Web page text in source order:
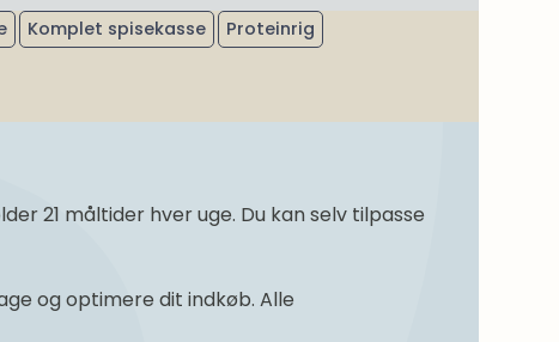
Komplet spisekasse
Proteinrig
21 måltider hver uge. Du kan selv tilpasse
og optimere dit indkøb. Alle